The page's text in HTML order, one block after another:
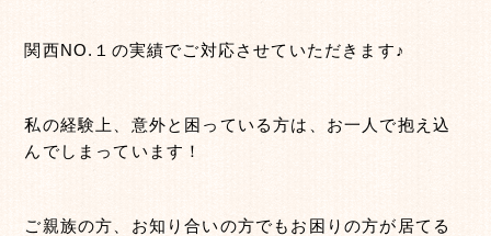
関西NO.１の実績でご対応させていただきます♪
私の経験上、意外と困っている方は、お一人で抱え込
んでしまっています！
ご親族の方、お知り合いの方でもお困りの方が居てる